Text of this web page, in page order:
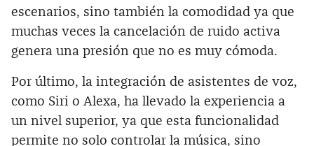
escenarios, sino también la comodidad ya que
muchas veces la cancelación de ruido activa
genera una presión que no es muy cómoda.
Por último, la integración de asistentes de voz,
como Siri o Alexa, ha llevado la experiencia a
un nivel superior, ya que esta funcionalidad
permite no solo controlar la música, sino